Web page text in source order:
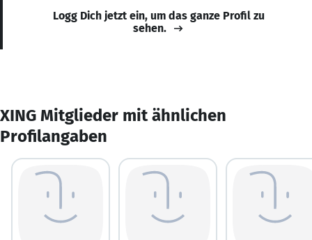
Logg Dich jetzt ein, um das ganze Profil zu
sehen.
XING Mitglieder mit ähnlichen
Profilangaben